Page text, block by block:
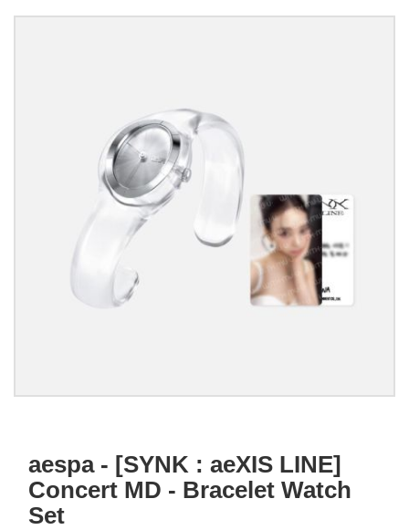
aespa - [SYNK : aeXIS LINE]
Concert MD - Bracelet Watch
Set